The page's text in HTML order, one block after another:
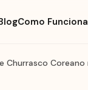
Como Funciona